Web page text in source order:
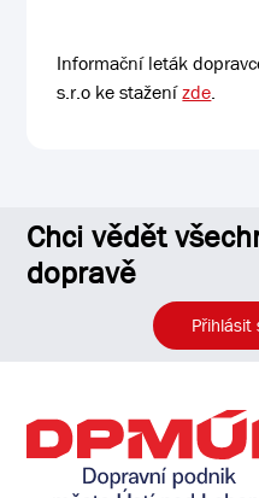
Informační leták
s.r.o ke staženízde.
Chci vědět
dopravě
Přihlásit